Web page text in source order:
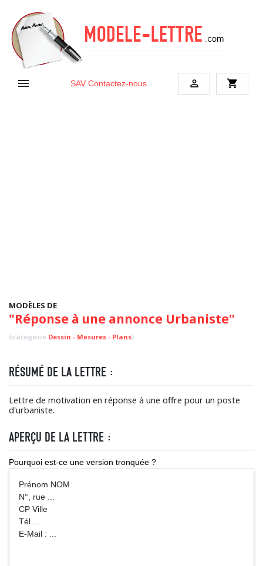
 SAV Contactez-nous  shopping_cart
MODÈLES DE
"Réponse à une annonce Urbaniste"
(categorie Dessin - Mesures - Plans)
RÉSUMÉ DE LA LETTRE :
Lettre de motivation en réponse à une offre pour un poste
d'urbaniste.
APERÇU DE LA LETTRE :
Pourquoi est-ce une version tronquée ?
Prénom NOM
N°, rue ...
CP Ville
Tél ...
E-Mail : ...